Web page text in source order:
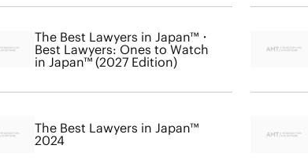
The Best Lawyers in Japan™・
Best Lawyers: Ones to Watch
in Japan™ (2027 Edition)
The Best Lawyers in Japan™
2024